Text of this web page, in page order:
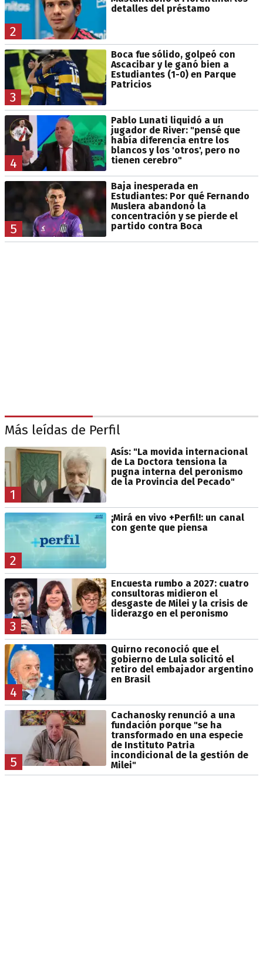
2
detalles del préstamo
3
Boca fue sólido, golpeó con
Ascacibar y le ganó bien a
Estudiantes (1-0) en Parque
Patricios
4
Pablo Lunati liquidó a un
jugador de River: "pensé que
había diferencia entre los
blancos y los 'otros', pero no
tienen cerebro"
5
Baja inesperada en
Estudiantes: Por qué Fernando
Muslera abandonó la
concentración y se pierde el
partido contra Boca
Más leídas de Perfil
1
Asís: "La movida internacional
de La Doctora tensiona la
pugna interna del peronismo
de la Provincia del Pecado"
2
¡Mirá en vivo +Perfil!: un canal
con gente que piensa
3
Encuesta rumbo a 2027: cuatro
consultoras midieron el
desgaste de Milei y la crisis de
liderazgo en el peronismo
4
Quirno reconoció que el
gobierno de Lula solicitó el
retiro del embajador argentino
en Brasil
5
Cachanosky renunció a una
fundación porque "se ha
transformado en una especie
de Instituto Patria
incondicional de la gestión de
Milei"